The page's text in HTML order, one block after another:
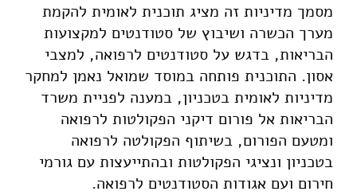
training-and-placement-of
מסמך מדיניות זה מציג תוכנית לאומית להקמת
מערך הכשרה ושיבוץ של סטודנטים למקצועות
הבריאות, בדגש על סטודנטים לרפואה, למצבי
אסון. התוכנית פותחה במוסד שמואל נאמן למחקר
מדיניות לאומית בטכניון, במענה לפניית משרד
הבריאות אל פורום דיקני הפקולטות לרפואה
ומטעם הפורום, בשיתוף הפקולטה לרפואה
בטכניון ונציגי הפקולטות ובהתייעצות עם גורמי
חירום ועם אגודות הסטודנטים לרפואה.